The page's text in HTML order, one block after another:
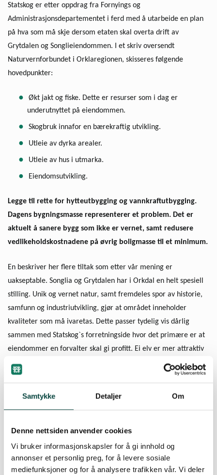
Samtykke Detaljer Om
Denne nettsiden anvender cookies
Vi bruker informasjonskapsler for å gi innhold og
annonser et personlig preg, for å levere sosiale
mediefunksjoner og for å analysere trafikken vår. Vi deler
Stjørdal og Meråker
Trondheim
Statskog er etter oppdrag fra Fornyings og
Administrasjonsdepartementet i ferd med å utarbeide en plan
på hva som må skje dersom etaten skal overta drift av
Grytdalen og Songlieiendommen. I et skriv oversendt
Naturvernforbundet i Orklaregionen, skisseres følgende
hovedpunkter:
Økt jakt og fiske. Dette er resurser som i dag er
underutnyttet på eiendommen.
Skogbruk innafor en bærekraftig utvikling.
Utleie av dyrka arealer.
Utleie av hus i utmarka.
Eiendomsutvikling.
Legge til rette for hytteutbygging og vannkraftutbygging.
Dagens bygningsmasse representerer et problem. Det er
aktuelt å sanere bygg som ikke er vernet, samt redusere
vedlikeholdskostnadene på øvrig boligmasse til et minimum.
En beskriver her flere tiltak som etter vår mening er
uakseptable. Songlia og Grytdalen har i Orkdal en helt spesiell
stilling. Unik og vernet natur, samt fremdeles spor av historie,
samfunn og industriutvikling, gjør at området inneholder
kvaliteter som må ivaretas. Dette passer tydelig vis dårlig
sammen med Statskog`s forretningside hvor det primære er at
eiendommer en forvalter skal gi profitt. Ei elv er mer attraktiv
når den legges i rør enn synet av majestetiske fossefall. Orkdal
kommune yter nå et tilskudd på 180 000 kroner til en TV-serie
Så kan vi lure på hvorfor Statskog nå har fått dette oppdraget.
Som de fleste vet har det i snart 2 år foregått en diskusjon om
hva en framtidig drift av omtalte eiendommer skulle
innbefatte. Naturvernforbundet sammen med Grytdalens